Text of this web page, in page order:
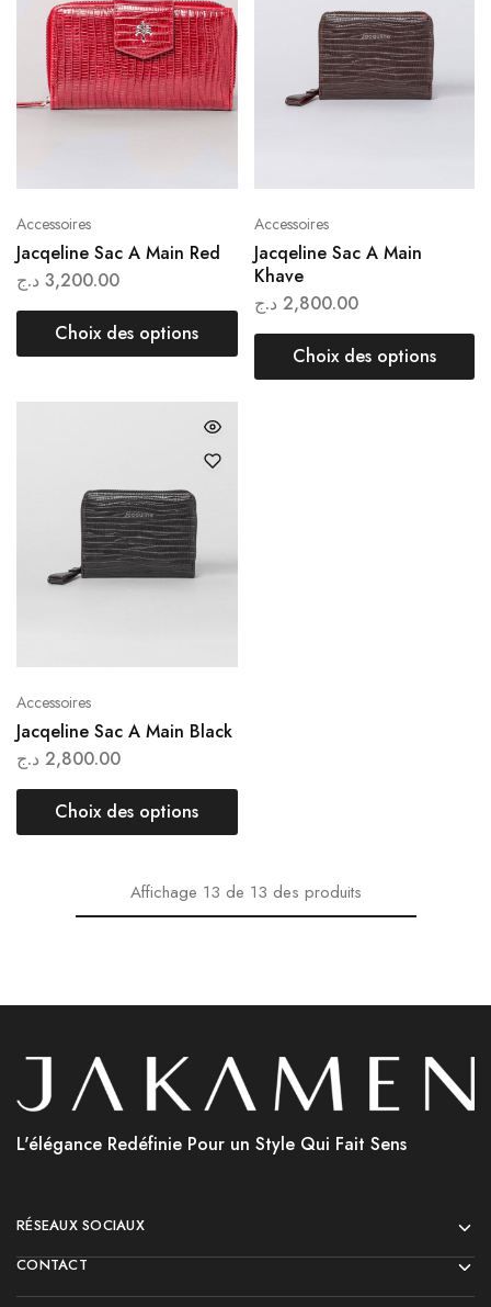
Accessoires
Jacqeline Sac A Main Red
3,200.00 د.ج
Choix des options
Accessoires
Jacqeline Sac A Main
Khave
2,800.00 د.ج
Choix des options
Accessoires
Jacqeline Sac A Main Black
2,800.00 د.ج
Choix des options
Affichage 13 de 13 des produits
L'élégance Redéfinie Pour un Style Qui Fait Sens
RÉSEAUX SOCIAUX
CONTACT